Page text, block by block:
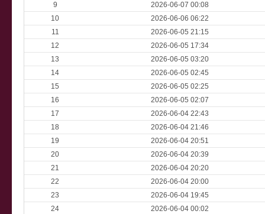
9
2026-06-07 00:08
10
2026-06-06 06:22
11
2026-06-05 21:15
12
2026-06-05 17:34
13
2026-06-05 03:20
14
2026-06-05 02:45
15
2026-06-05 02:25
16
2026-06-05 02:07
17
2026-06-04 22:43
18
2026-06-04 21:46
19
2026-06-04 20:51
20
2026-06-04 20:39
21
2026-06-04 20:20
22
2026-06-04 20:00
23
2026-06-04 19:45
24
2026-06-04 00:02